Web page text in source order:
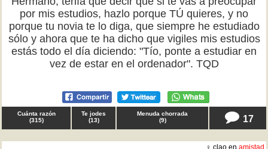
por mis estudios, hazlo porque TÚ quieres, y no
porque tu novia te lo diga, que siempre he estudiado
sólo y ahora que te ha dicho que vigiles mis estudios
estás todo el día diciendo: "Tío, ponte a estudiar en
vez de estar en el ordenador". TQD
Cuánta razón
(315)
Te jodes
(13)
Menuda chorrada
(9) 17
♀ clao en amistad